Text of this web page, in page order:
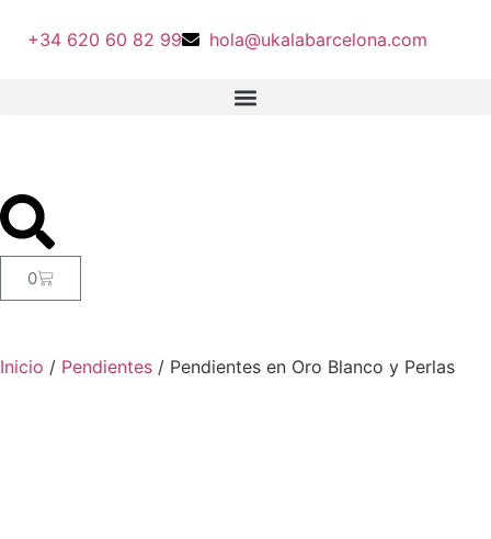
+34 620 60 82 99 hola@ukalabarcelona.com
0
Inicio / Pendientes / Pendientes en Oro Blanco y Perlas